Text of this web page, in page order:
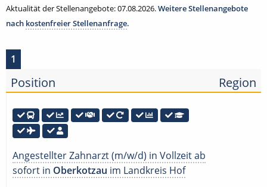
Aktualität der Stellenangebote: 07.08.2026.Weitere Stellenangebote
nach kostenfreier Stellenanfrage.
1
Position Region
Angestellter Zahnarzt (m/w/d) in Vollzeit ab
sofort in Oberkotzau im Landkreis Hof